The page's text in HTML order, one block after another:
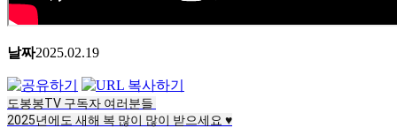
날짜2025.02.19
도봉봉TV 구독자 여러분들
2025년에도 새해 복 많이 많이 받으세요 ♥